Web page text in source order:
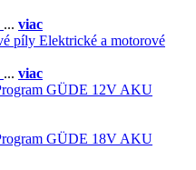
... viac
Elektrické a motorové
... viac
GÜDE 12V AKU
GÜDE 18V AKU